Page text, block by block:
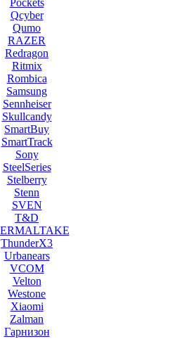
Pockets
Qcyber
Qumo
RAZER
Redragon
Ritmix
Rombica
Samsung
Sennheiser
Skullcandy
SmartBuy
SmartTrack
Sony
SteelSeries
Stelberry
Stenn
SVEN
T&D
ThunderX3
Urbanears
VCOM
Velton
Westone
Xiaomi
Zalman
Гарнизон